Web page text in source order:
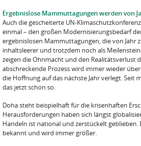
Ergebnislose Mammuttagungen werden von
Auch die gescheiterte UN-
einmal – den großen Modernisierungsbedarf
ergebnislosen Mammuttagungen, die von Jahr
inhaltsleerer und trotzdem noch als
zeigen die Ohnmacht und den Realitätsverlust
abschreckende Prozess wird immer wieder
die Hoffnung auf das nächste Jahr verlegt. Seit
das jetzt schon so.
Doha steht beispielhaft für die krisenhaften
Herausforderungen haben sich längst
Handeln ist national und zerstückelt geblieben.
bekannt und wird immer größer.